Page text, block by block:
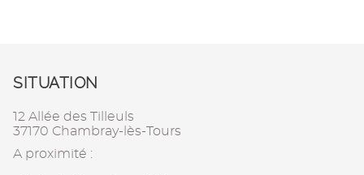
SITUATION
12 Allée des Tilleuls
37170 Chambray-lès-Tours
A proximité :